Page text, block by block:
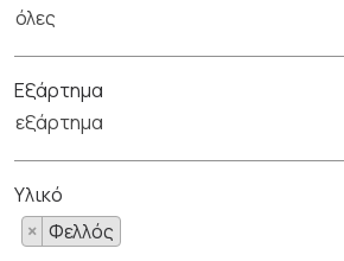
όλες
Εξάρτημα
εξάρτημα
Υλικό
× Φελλός